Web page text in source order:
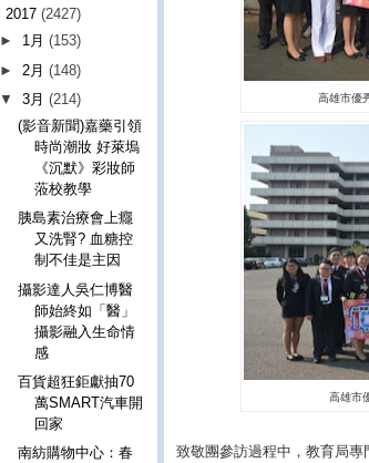
高雄市優
高雄市
致敬團參訪過程中，教育局
2017 (2427)
► 1月(153)
► 2月(148)
▼3月(214)
(影音新聞)嘉藥引領
時尚潮妝 好萊塢
《沉默》彩妝師
蒞校教學
胰島素治療會上癮
又洗腎? 血糖控
制不佳是主因
攝影達人吳仁博醫
師始終如「醫」
攝影融入生命情
感
百貨超狂鉅獻抽70
萬SMART汽車開
回家
南紡購物中心：春